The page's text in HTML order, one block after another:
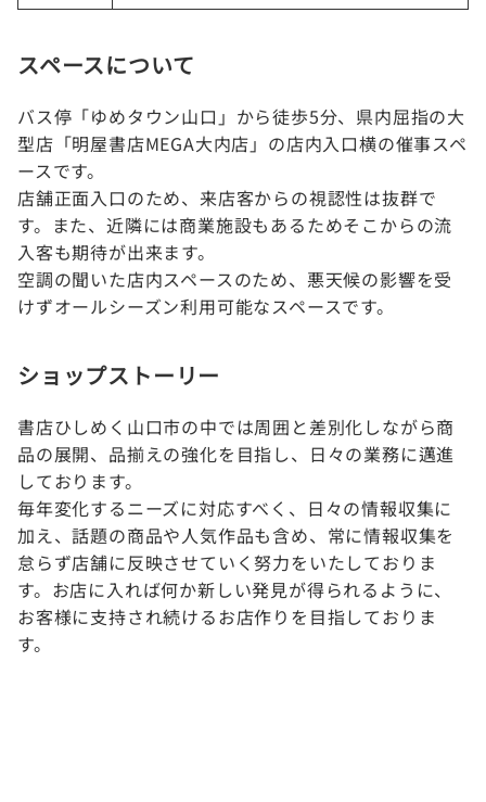
スペースについて
バス停「ゆめタウン山口」から徒歩5分、県内屈指の大
型店「明屋書店MEGA大内店」の店内入口横の催事スペ
ースです。
店舗正面入口のため、来店客からの視認性は抜群で
す。また、近隣には商業施設もあるためそこからの流
入客も期待が出来ます。
空調の聞いた店内スペースのため、悪天候の影響を受
けずオールシーズン利用可能なスペースです。
ショップストーリー
書店ひしめく山口市の中では周囲と差別化しながら商
品の展開、品揃えの強化を目指し、日々の業務に邁進
しております。
毎年変化するニーズに対応すべく、日々の情報収集に
加え、話題の商品や人気作品も含め、常に情報収集を
怠らず店舗に反映させていく努力をいたしておりま
す。お店に入れば何か新しい発見が得られるように、
お客様に支持され続けるお店作りを目指しておりま
す。